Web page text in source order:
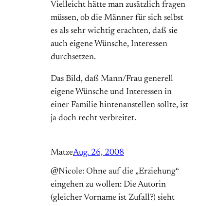
Vielleicht hätte man zusätzlich fragen
müssen, ob die Männer für sich selbst
es als sehr wichtig erachten, daß sie
auch eigene Wünsche, Interessen
durchsetzen.
Das Bild, daß Mann/Frau generell
eigene Wünsche und Interessen in
einer Familie hintenanstellen sollte, ist
ja doch recht verbreitet.
MatzeAug. 26, 2008
@Nicole: Ohne auf die „Erziehung“
eingehen zu wollen: Die Autorin
(gleicher Vorname ist Zufall?) sieht